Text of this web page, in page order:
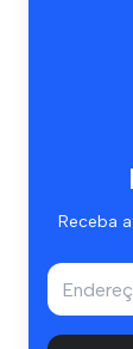
Receba